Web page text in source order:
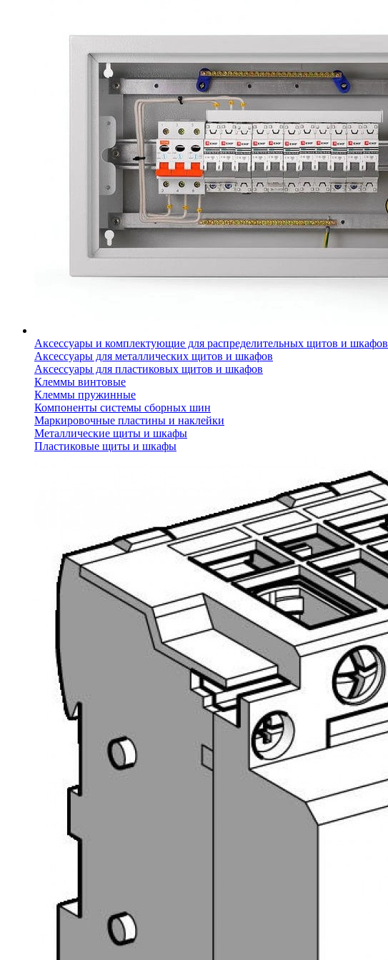
Аксессуары и комплектующие для распределительных щитов и шкафов
Аксессуары для металлических щитов и шкафов
Аксессуары для пластиковых щитов и шкафов
Клеммы винтовые
Клеммы пружинные
Компоненты системы сборных шин
Маркировочные пластины и наклейки
Металлические щиты и шкафы
Пластиковые щиты и шкафы